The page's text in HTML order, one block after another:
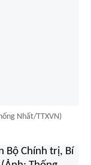
Nhất/TTXVN)